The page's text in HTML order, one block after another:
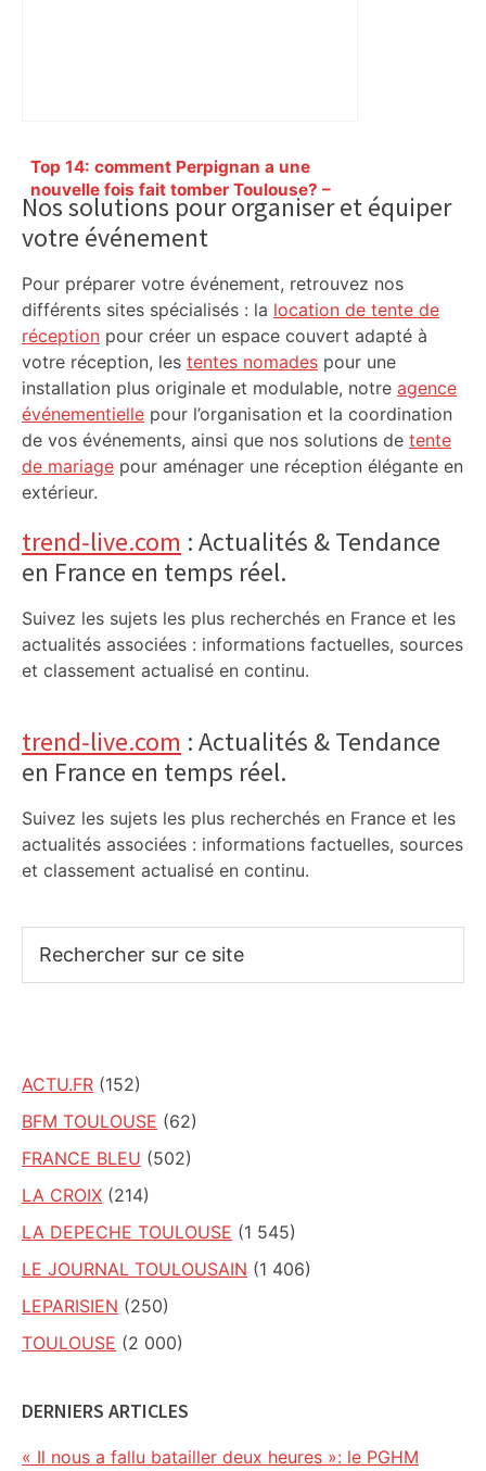
Top 14: comment Perpignan a une
nouvelle fois fait tomber Toulouse? –
RMC Sport
Primary
Sidebar
Nos solutions pour organiser et équiper
votre événement
Pour préparer votre événement, retrouvez nos
différents sites spécialisés : la location de tente de
réception pour créer un espace couvert adapté à
votre réception, les tentes nomades pour une
installation plus originale et modulable, notre agence
événementielle pour l’organisation et la coordination
de vos événements, ainsi que nos solutions de tente
de mariage pour aménager une réception élégante en
extérieur.
trend-live.com : Actualités & Tendance
en France en temps réel.
Suivez les sujets les plus recherchés en France et les
actualités associées : informations factuelles, sources
et classement actualisé en continu.
trend-live.com : Actualités & Tendance
en France en temps réel.
Suivez les sujets les plus recherchés en France et les
actualités associées : informations factuelles, sources
et classement actualisé en continu.
sur
ACTU.FR (152)
BFM TOULOUSE (62)
FRANCE BLEU (502)
LA CROIX (214)
LA DEPECHE TOULOUSE (1 545)
LE JOURNAL TOULOUSAIN (1 406)
LEPARISIEN (250)
TOULOUSE (2 000)
DERNIERS ARTICLES
« Il nous a fallu batailler deux heures »: le PGHM